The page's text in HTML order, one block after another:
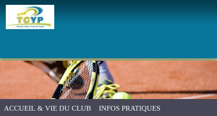
ACCUEIL & VIE DU CLUB INFOS PRATIQUES
Panneau de gestion des cookies